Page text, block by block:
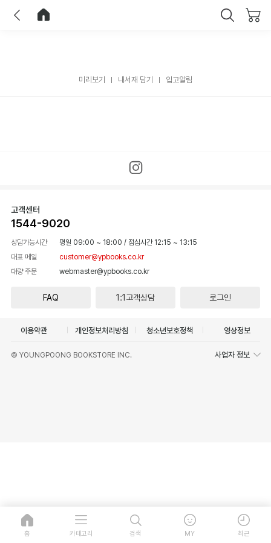
미리보기 내서재 담기 입고알림
고객센터
1544-9020
상담가능시간 평일 09:00 ~ 18:00 / 점심시간 12:15 ~ 13:15
대표 메일
customer@ypbooks.co.kr
대량 주문
webmaster@ypbooks.co.kr
FAQ 1:1고객상담 로그인
이용약관 개인정보처리방침 청소년보호정책 영상정보
© YOUNGPOONG BOOKSTORE INC. 사업자 정보
홈 카테고리 검색 MY 최근